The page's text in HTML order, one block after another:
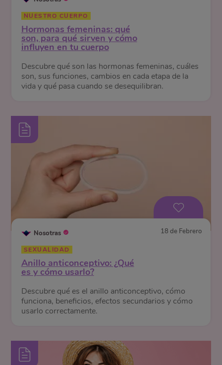
NUESTRO CUERPO
Hormonas femeninas: qué
son, para qué sirven y cómo
influyen en tu cuerpo
Descubre qué son las hormonas femeninas, cuáles
son, sus funciones, cambios en cada etapa de la
vida y qué pasa cuando se desequilibran.
Nosotras 18 de Febrero
SEXUALIDAD
Anillo anticonceptivo: ¿Qué
es y cómo usarlo?
Descubre qué es el anillo anticonceptivo, cómo
funciona, beneficios, efectos secundarios y cómo
usarlo correctamente.